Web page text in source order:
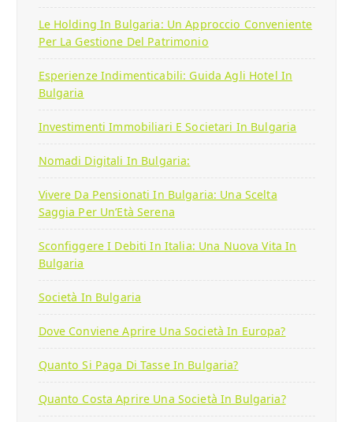
Le Holding In Bulgaria: Un Approccio Conveniente
Per La Gestione Del Patrimonio
Esperienze Indimenticabili: Guida Agli Hotel In
Bulgaria
Investimenti Immobiliari E Societari In Bulgaria
Nomadi Digitali In Bulgaria:
Vivere Da Pensionati In Bulgaria: Una Scelta
Saggia Per Un’Età Serena
Sconfiggere I Debiti In Italia: Una Nuova Vita In
Bulgaria
Società In Bulgaria
Dove Conviene Aprire Una Società In Europa?
Quanto Si Paga Di Tasse In Bulgaria?
Quanto Costa Aprire Una Società In Bulgaria?